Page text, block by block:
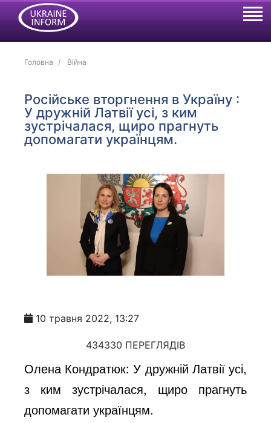
Головна Війна
Російське вторгнення в Україну :
У дружній Латвії усі, з ким
зустрічалася, щиро прагнуть
допомагати українцям.
10 травня 2022, 13:27
434330 ПЕРЕГЛЯДІВ
Олена Кондратюк: У дружній Латвії усі,
з ким зустрічалася, щиро прагнуть
допомагати українцям.